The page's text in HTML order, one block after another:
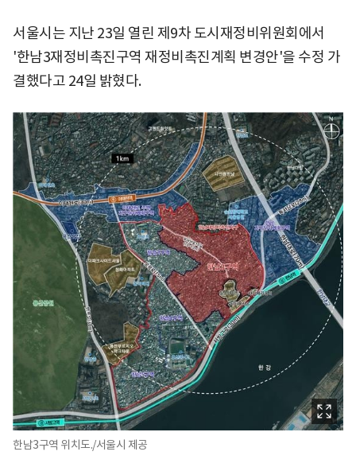
서울시는 지난 23일 열린 제9차 도시재정비위원회에서
'한남3재정비촉진구역 재정비촉진계획 변경안'을 수정 가
결했다고 24일 밝혔다.
한남3구역 위치도./서울시 제공